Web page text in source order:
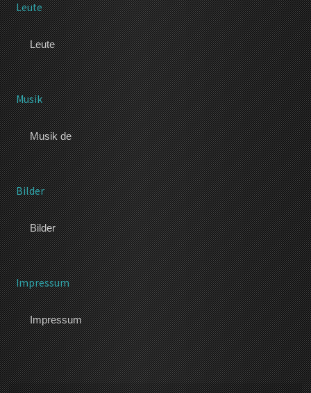
Leute
Leute
Musik
Musik de
Bilder
Bilder
Impressum
Impressum